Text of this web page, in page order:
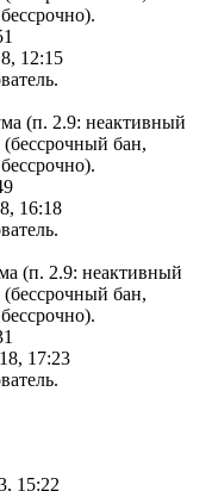
12:15
(п. 2.9: неактивный
(бессрочный бан,
16:18
(п. 2.9: неактивный
(бессрочный бан,
17:23
15:22